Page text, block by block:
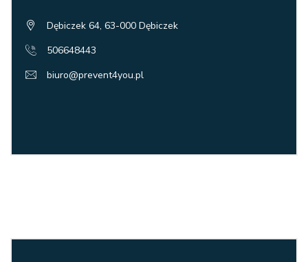
Dębiczek 64, 63-000 Dębiczek
506648443
biuro@prevent4you.pl